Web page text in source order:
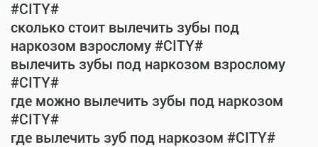
#CITY#
сколько стоит вылечить зубы под
наркозом взрослому #CITY#
вылечить зубы под наркозом взрослому
#CITY#
где можно вылечить зубы под наркозом
#CITY#
где вылечить зуб под наркозом #CITY#